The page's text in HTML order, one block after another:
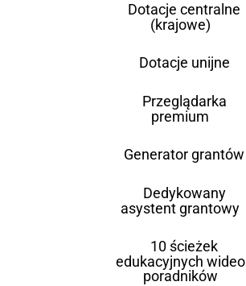
Dotacje centralne
(krajowe)
Dotacje unijne
Przeglądarka
premium
Generator grantów
Dedykowany
asystent grantowy
10 ścieżek
edukacyjnych wideo
poradników